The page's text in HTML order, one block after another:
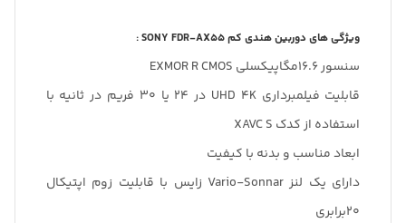
ویژگی های دوربین هندی کم SONY FDR-AX55 :
سنسور 16.6مگاپیکسلی EXMOR R CMOS
قابلیت فیلمبرداری UHD 4K در 24 یا 30 فریم در ثانیه با
استفاده از کدک XAVC S
ابعاد مناسب و بدنه با کیفیت
دارای یک لنز Vario-Sonnar زایس با قابلیت زوم اپتیکال
20برابری